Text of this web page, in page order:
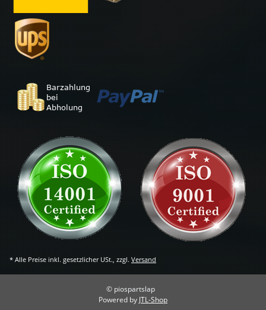
* Alle Preise inkl. gesetzlicher USt., zzgl. Versand
© piospartslap
Powered by JTL-Shop